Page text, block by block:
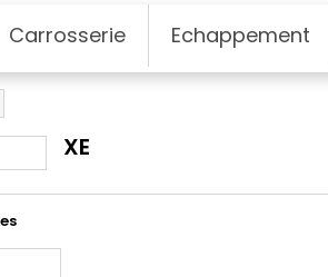
Carrosserie Echappement
XE